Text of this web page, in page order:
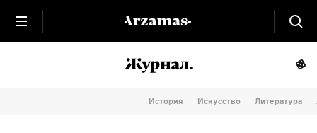
История Искусство Литература